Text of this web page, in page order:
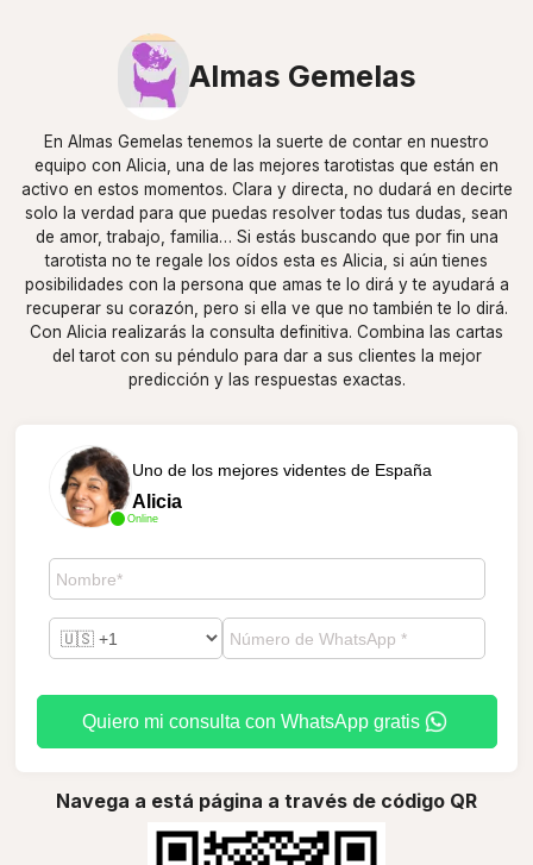
Almas Gemelas
En Almas Gemelas tenemos la suerte de contar en nuestro
equipo con Alicia, una de las mejores tarotistas que están en
activo en estos momentos. Clara y directa, no dudará en decirte
solo la verdad para que puedas resolver todas tus dudas, sean
de amor, trabajo, familia… Si estás buscando que por fin una
tarotista no te regale los oídos esta es Alicia, si aún tienes
posibilidades con la persona que amas te lo dirá y te ayudará a
recuperar su corazón, pero si ella ve que no también te lo dirá.
Con Alicia realizarás la consulta definitiva. Combina las cartas
del tarot con su péndulo para dar a sus clientes la mejor
predicción y las respuestas exactas.
Online
Uno de los mejores videntes de España
Alicia
Quiero mi consulta con WhatsApp gratis
Navega a está página a través de código QR